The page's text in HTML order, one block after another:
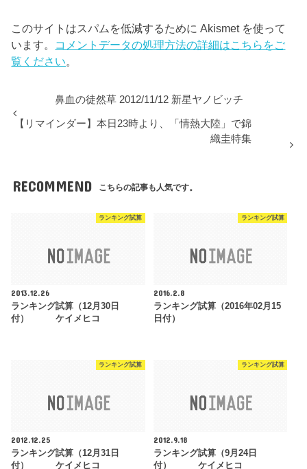
このサイトはスパムを低減するために Akismet を使って
います。 コメントデータの処理方法の詳細はこちらをご
覧ください。
鼻血の徒然草 2012/11/12 新星ヤノビッチ
【リマインダー】本日23時より、「情熱大陸」で錦
織圭特集
RECOMMEND こちらの記事も人気です。
ランキング試算
2013.12.26
ランキング試算（12月30日
付） ケイメヒコ
ランキング試算
2016.2.8
ランキング試算（2016年02月15
日付）
ランキング試算
2012.12.25
ランキング試算（12月31日
付） ケイメヒコ
ランキング試算
2012.9.18
ランキング試算（9月24日
付） ケイメヒコ